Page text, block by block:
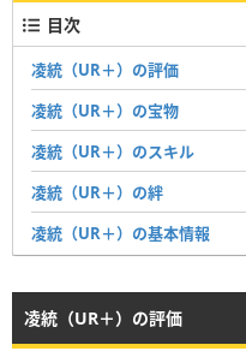
目次
凌統（UR＋）の評価
凌統（UR＋）の宝物
凌統（UR＋）のスキル
凌統（UR＋）の絆
凌統（UR＋）の基本情報
凌統（UR＋）の評価